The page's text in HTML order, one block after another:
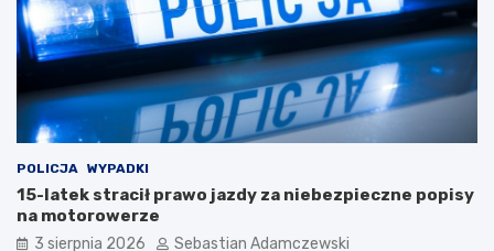
POLICJA WYPADKI
15-latek stracił prawo jazdy za niebezpieczne popisy
na motorowerze
3 sierpnia 2026 Sebastian Adamczewski